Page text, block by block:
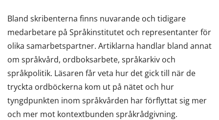
Bland skribenterna finns nuvarande och tidigare
medarbetare på Språkinstitutet och representanter för
olika samarbetspartner. Artiklarna handlar bland annat
om språkvård, ordboksarbete, språkarkiv och
språkpolitik. Läsaren får veta hur det gick till när de
tryckta ordböckerna kom ut på nätet och hur
tyngdpunkten inom språkvården har förflyttat sig mer
och mer mot kontextbunden språkrådgivning.